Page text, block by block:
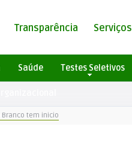
Transparência Serviços
Saúde Testes Seletivos
tem inicio